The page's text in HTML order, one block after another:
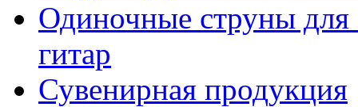
Одиночные струны для
гитар
Сувенирная продукция